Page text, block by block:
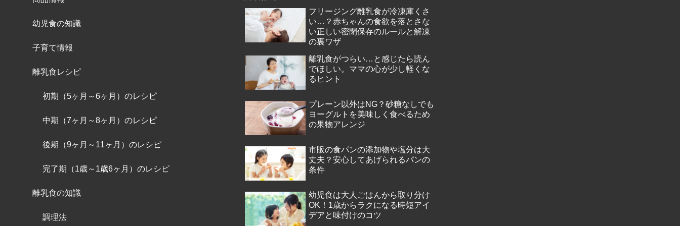
幼児食の知識
子育て情報
離乳食レシピ
初期（5ヶ月～6ヶ月）のレシピ
中期（7ヶ月～8ヶ月）のレシピ
後期（9ヶ月～11ヶ月）のレシピ
完了期（1歳～1歳6ヶ月）のレシピ
離乳食の知識
調理法
フリージング離乳食が冷凍庫くさ
い…？赤ちゃんの食欲を落とさな
い正しい密閉保存のルールと解凍
の裏ワザ
離乳食がつらい…と感じたら読ん
でほしい。ママの心が少し軽くな
るヒント
プレーン以外はNG？砂糖なしでも
ヨーグルトを美味しく食べるため
の果物アレンジ
市販の食パンの添加物や塩分は大
丈夫？安心してあげられるパンの
条件
幼児食は大人ごはんから取り分け
OK！1歳からラクになる時短アイ
デアと味付けのコツ